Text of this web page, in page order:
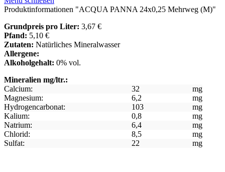
Produktinformationen "ACQUA PANNA 24x0,25 Mehrweg (M)"
Grundpreis pro Liter: 3,67 €
Pfand: 5,10 €
Zutaten: Natürliches Mineralwasser
Allergene:
Alkoholgehalt: 0% vol.
Mineralien mg/ltr.:
Calcium:
32
mg
Magnesium:
6,2
mg
Hydrogencarbonat:
103
mg
Kalium:
0,8
mg
Natrium:
6,4
mg
Chlorid:
8,5
mg
Sulfat:
22 mg